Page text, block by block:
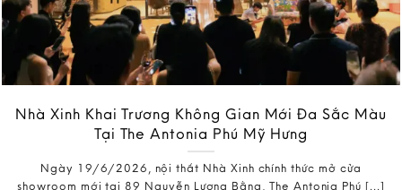
Nhà Xinh Khai Trương Không Gian Mới Đa Sắc Màu
Tại The Antonia Phú Mỹ Hưng
Ngày 19/6/2026, nội thất Nhà Xinh chính thức mở cửa
showroom mới tại 89 Nguyễn Lương Bằng, The Antonia Phú [...]